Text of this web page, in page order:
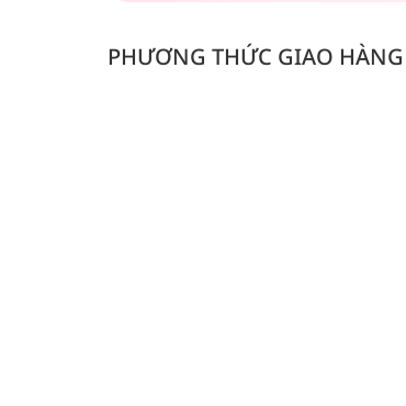
PHƯƠNG THỨC GIAO HÀNG